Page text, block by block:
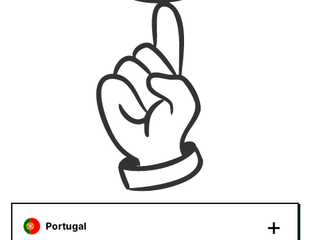
Portugal